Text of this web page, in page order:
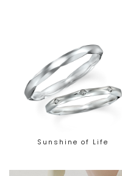
Sunshine of Life